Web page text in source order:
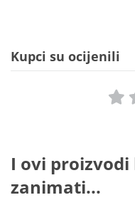
Kupci su ocijenili
I ovi proizvodi
zanimati...